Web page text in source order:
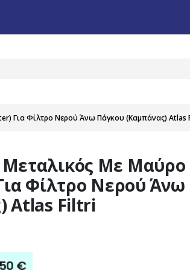
Για Φίλτρο Νερού Άνω Πάγκου (Καμπάνας) Atlas
Μεταλικός Με Μαύρο
Φίλτρο Νερού
Atlas Filtri
€